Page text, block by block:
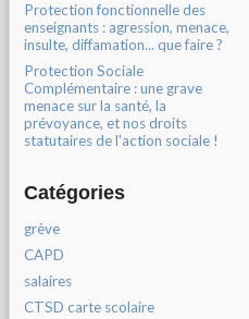
Protection fonctionnelle des
enseignants : agression, menace,
insulte, diffamation... que faire ?
Protection Sociale
Complémentaire : une grave
menace sur la santé, la
prévoyance, et nos droits
statutaires de l'action sociale !
Catégories
grève
CAPD
salaires
CTSD carte scolaire